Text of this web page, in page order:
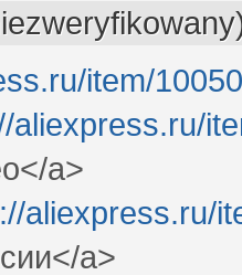
item/
aliexpress.ru/
a>
aliexpress.ru/
a>